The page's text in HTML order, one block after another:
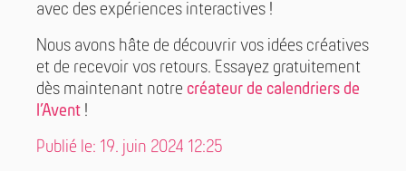
avec des expériences interactives !
Nous avons hâte de découvrir vos idées créatives
et de recevoir vos retours. Essayez gratuitement
dès maintenant notre créateur de calendriers de
l’Avent !
Publié le: 19. juin 2024 12:25